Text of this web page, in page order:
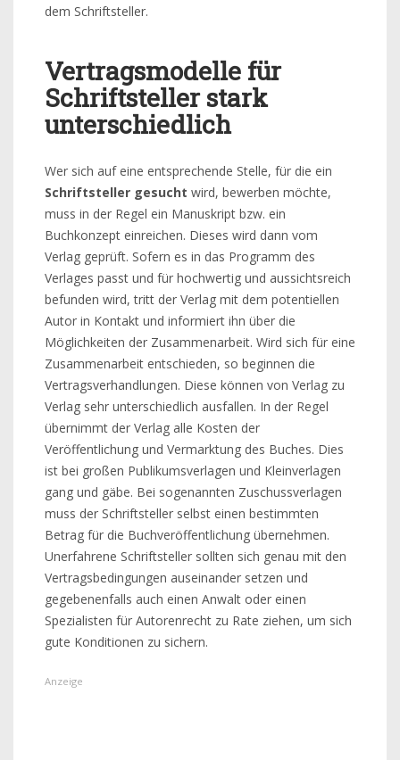
dem Schriftsteller.
Vertragsmodelle für
Schriftsteller stark
unterschiedlich
Wer sich auf eine entsprechende Stelle, für die ein
Schriftsteller gesucht wird, bewerben möchte,
muss in der Regel ein Manuskript bzw. ein
Buchkonzept einreichen. Dieses wird dann vom
Verlag geprüft. Sofern es in das Programm des
Verlages passt und für hochwertig und aussichtsreich
befunden wird, tritt der Verlag mit dem potentiellen
Autor in Kontakt und informiert ihn über die
Möglichkeiten der Zusammenarbeit. Wird sich für eine
Zusammenarbeit entschieden, so beginnen die
Vertragsverhandlungen. Diese können von Verlag zu
Verlag sehr unterschiedlich ausfallen. In der Regel
übernimmt der Verlag alle Kosten der
Veröffentlichung und Vermarktung des Buches. Dies
ist bei großen Publikumsverlagen und Kleinverlagen
gang und gäbe. Bei sogenannten Zuschussverlagen
muss der Schriftsteller selbst einen bestimmten
Betrag für die Buchveröffentlichung übernehmen.
Unerfahrene Schriftsteller sollten sich genau mit den
Vertragsbedingungen auseinander setzen und
gegebenenfalls auch einen Anwalt oder einen
Spezialisten für Autorenrecht zu Rate ziehen, um sich
gute Konditionen zu sichern.